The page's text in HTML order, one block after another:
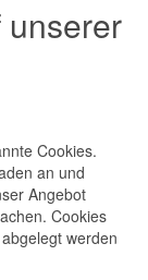
Cookies.
an und
Angebot
Cookies
werden